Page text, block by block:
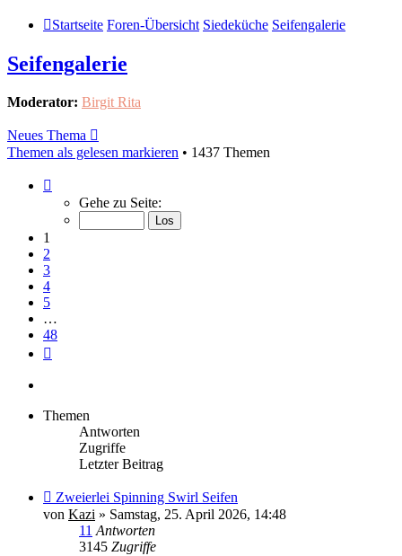
Startseite Foren-Übersicht Siedeküche Seifengalerie
Seifengalerie
Moderator: Birgit Rita
Neues Thema
Themen als gelesen markieren • 1437 Themen
von
Gehe zu Seite:
1
2
3
4
5
…
48
Themen
Antworten
Zugriffe
Letzter Beitrag
Zweierlei Spinning Swirl Seifen
von Kazi » Samstag, 25. April 2026, 14:48
11 Antworten
3145 Zugriffe